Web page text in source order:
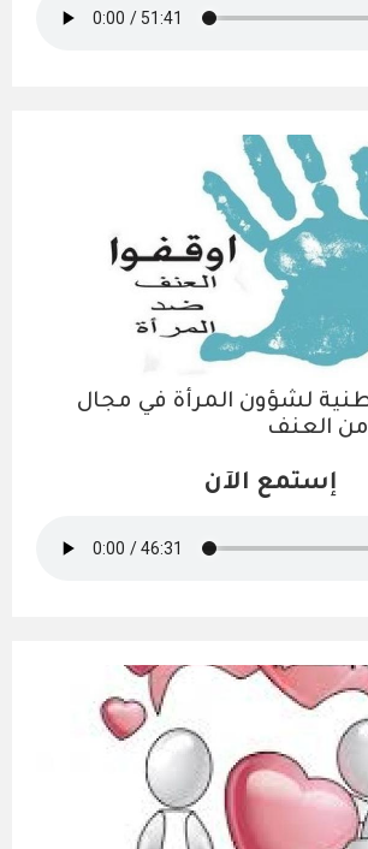
لشؤون المرأة في مجال
من العنف
إستمع الآن